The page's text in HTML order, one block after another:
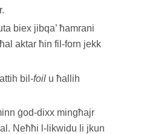
biex jibqa’ ħamrani
aktar ħin fil-forn jekk
bil-foil u ħallih
ġod-dixx mingħajr
Neħħi l-likwidu li jkun